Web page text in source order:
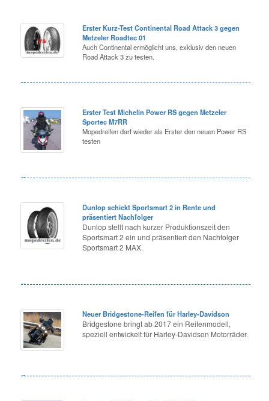
Erster Kurz-Test Continental Road Attack 3 gegen
Metzeler Roadtec 01
Auch Continental ermöglicht uns, exklusiv den neuen
Road Attack 3 zu testen.
Erster Test Michelin Power RS gegen Metzeler
Sportec M7RR
Mopedreifen darf wieder als Erster den neuen Power RS
testen
Dunlop schickt Sportsmart 2 in Rente und
präsentiert Nachfolger
Dunlop stellt nach kurzer Produktionszeit den
Sportsmart 2 ein und präsentiert den Nachfolger
Sportsmart 2 MAX.
Neuer Bridgestone-Reifen für Harley-Davidson
Bridgestone bringt ab 2017 ein Reifenmodell,
speziell entwickelt für Harley-Davidson Motorräder.